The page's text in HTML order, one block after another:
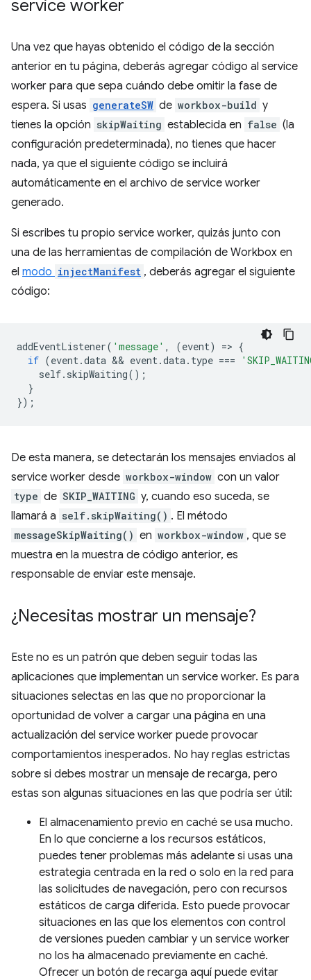
service worker
Una vez que hayas obtenido el código de la sección
anterior en tu página, deberás agregar código al service
worker para que sepa cuándo debe omitir la fase de
espera. Si usas generateSW de workbox-build y
tienes la opción skipWaiting establecida en false (la
configuración predeterminada), no tienes que hacer
nada, ya que el siguiente código se incluirá
automáticamente en el archivo de service worker
generado.
Si escribes tu propio service worker, quizás junto con
una de las herramientas de compilación de Workbox en
el modo injectManifest , deberás agregar el siguiente
código:
addEventListener( 'message' , (event) => {
if (event.data && event.data. type ===
self. skipWaiting();
}
});
De esta manera, se detectarán los mensajes enviados al
service worker desde workbox-window con un valor
type de SKIP_WAITING y, cuando eso suceda, se
llamará a self.skipWaiting() . El método
messageSkipWaiting() en workbox-window , que se
muestra en la muestra de código anterior, es
responsable de enviar este mensaje.
¿Necesitas mostrar un mensaje?
Este no es un patrón que deben seguir todas las
aplicaciones que implementan un service worker. Es para
situaciones selectas en las que no proporcionar la
oportunidad de volver a cargar una página en una
actualización del service worker puede provocar
comportamientos inesperados. No hay reglas estrictas
sobre si debes mostrar un mensaje de recarga, pero
estas son algunas situaciones en las que podría ser útil:
El almacenamiento previo en caché se usa mucho.
En lo que concierne a los recursos estáticos,
puedes tener problemas más adelante si usas una
estrategia centrada en la red o solo en la red para
las solicitudes de navegación, pero con recursos
estáticos de carga diferida. Esto puede provocar
situaciones en las que los elementos con control
de versiones pueden cambiar y un service worker
no los ha almacenado previamente en caché.
Ofrecer un botón de recarga aquí puede evitar